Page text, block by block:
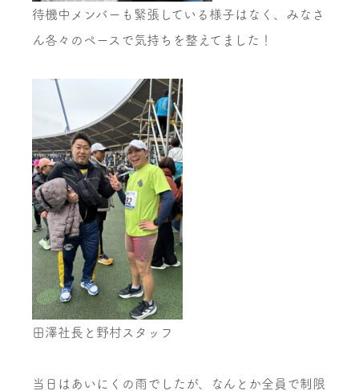
待機中メンバーも緊張している様子はなく、みなさ
ん各々のペースで気持ちを整えてました！
田澤社長と野村スタッフ
当日はあいにくの雨でしたが、なんとか全員で制限